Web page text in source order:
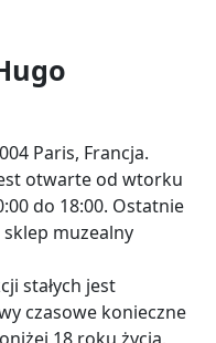
Paris, Francja.
otwarte od wtorku
do 18:00. Ostatnie
muzealny
stałych jest
czasowe konieczne